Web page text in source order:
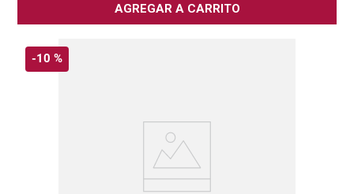
AGREGAR A CARRITO
-10 %